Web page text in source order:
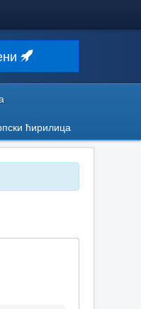
ћирилица